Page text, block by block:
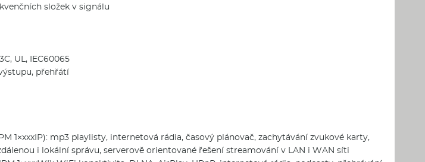
složek v signálu
UL, IEC60065
přehřátí
1×xxxIP): mp3 playlisty, internetová rádia, časový plánovač, zachytávání zvukové karty,
i lokální správu, serverově orientované řešení streamování v LAN i WAN síti